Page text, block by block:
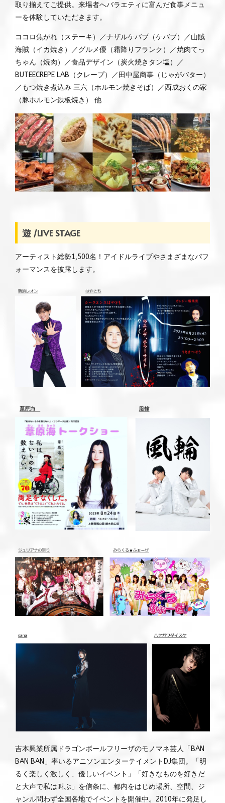
取り揃えてご提供。来場者へバラエティに富んだ食事メニュ
ーを体験していただきます。
ココロ焦がれ（ステーキ）／ナザルケバブ（ケバブ）／山賊
海賊（イカ焼き）／グルメ優（霜降りフランク）／焼肉てっ
ちゃん（焼肉）／食品デザイン（炭火焼きタン塩）／
BUTEECREPE LAB（クレープ）／田中屋商事（じゃがバター）
／もつ焼き煮込み 三六（ホルモン焼きそば）／西成おくの家
（豚ホルモン鉄板焼き） 他
遊 /LIVE STAGE
アーティスト総勢1,500名！アイドルライブやさまざまなパフ
ォーマンスを披露します。
吉本興業所属ドラゴンボールフリーザのモノマネ芸人「BAN
BAN BAN」率いるアニソンエンターテイメントDJ集団。「明
るく楽しく激しく、優しいイベント」「好きなものを好きだ
と大声で私は叫ぶ」を信条に、都内をはじめ場所、空間、ジ
ャンル問わず全国各地でイベントを開催中。2010年に発足し